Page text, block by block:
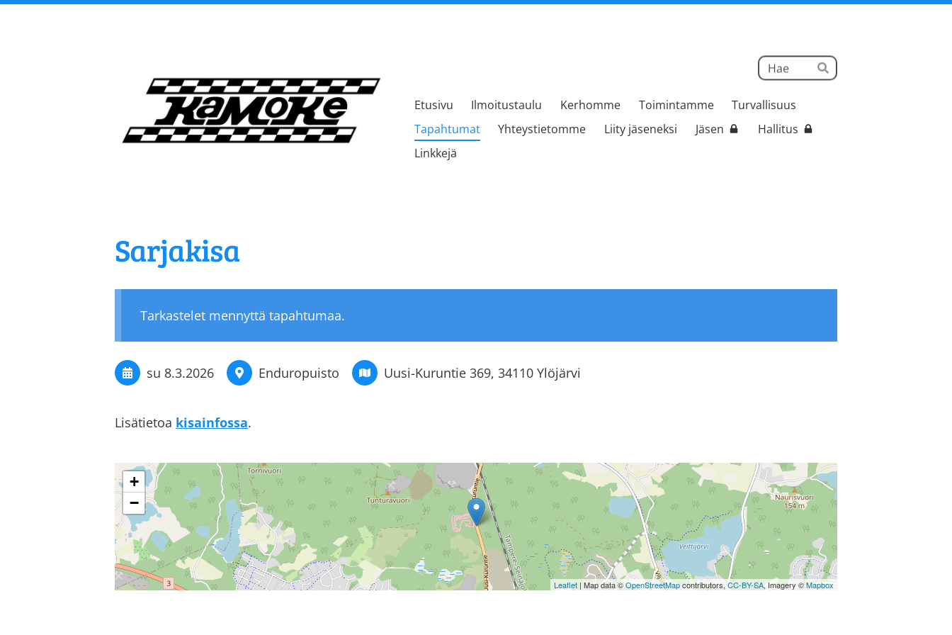
Haku
Hae
Kangasalan Moottorikerho
Etusivu Ilmoitustaulu Kerhomme Toimintamme
Turvallisuus
Tapahtumat
Yhteystietomme Liity jäseneksi Jäsen
Hallitus
Linkkejä
Sarjakisa
Tarkastelet mennyttä tapahtumaa.
su 8.3.2026 Enduropuisto Uusi-Kuruntie 369, 34110 Ylöjärvi
Lisätietoa kisainfossa.
+
−
Leaflet | Map data ©OpenStreetMapcontributors,CC-BY-SA, Imagery ©Mapbox